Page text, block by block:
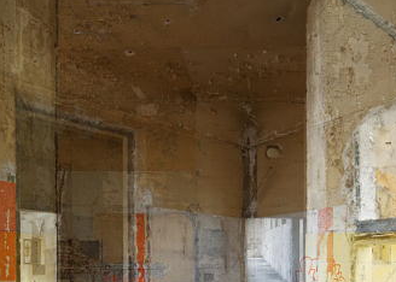
ENTRE-DEUX 45